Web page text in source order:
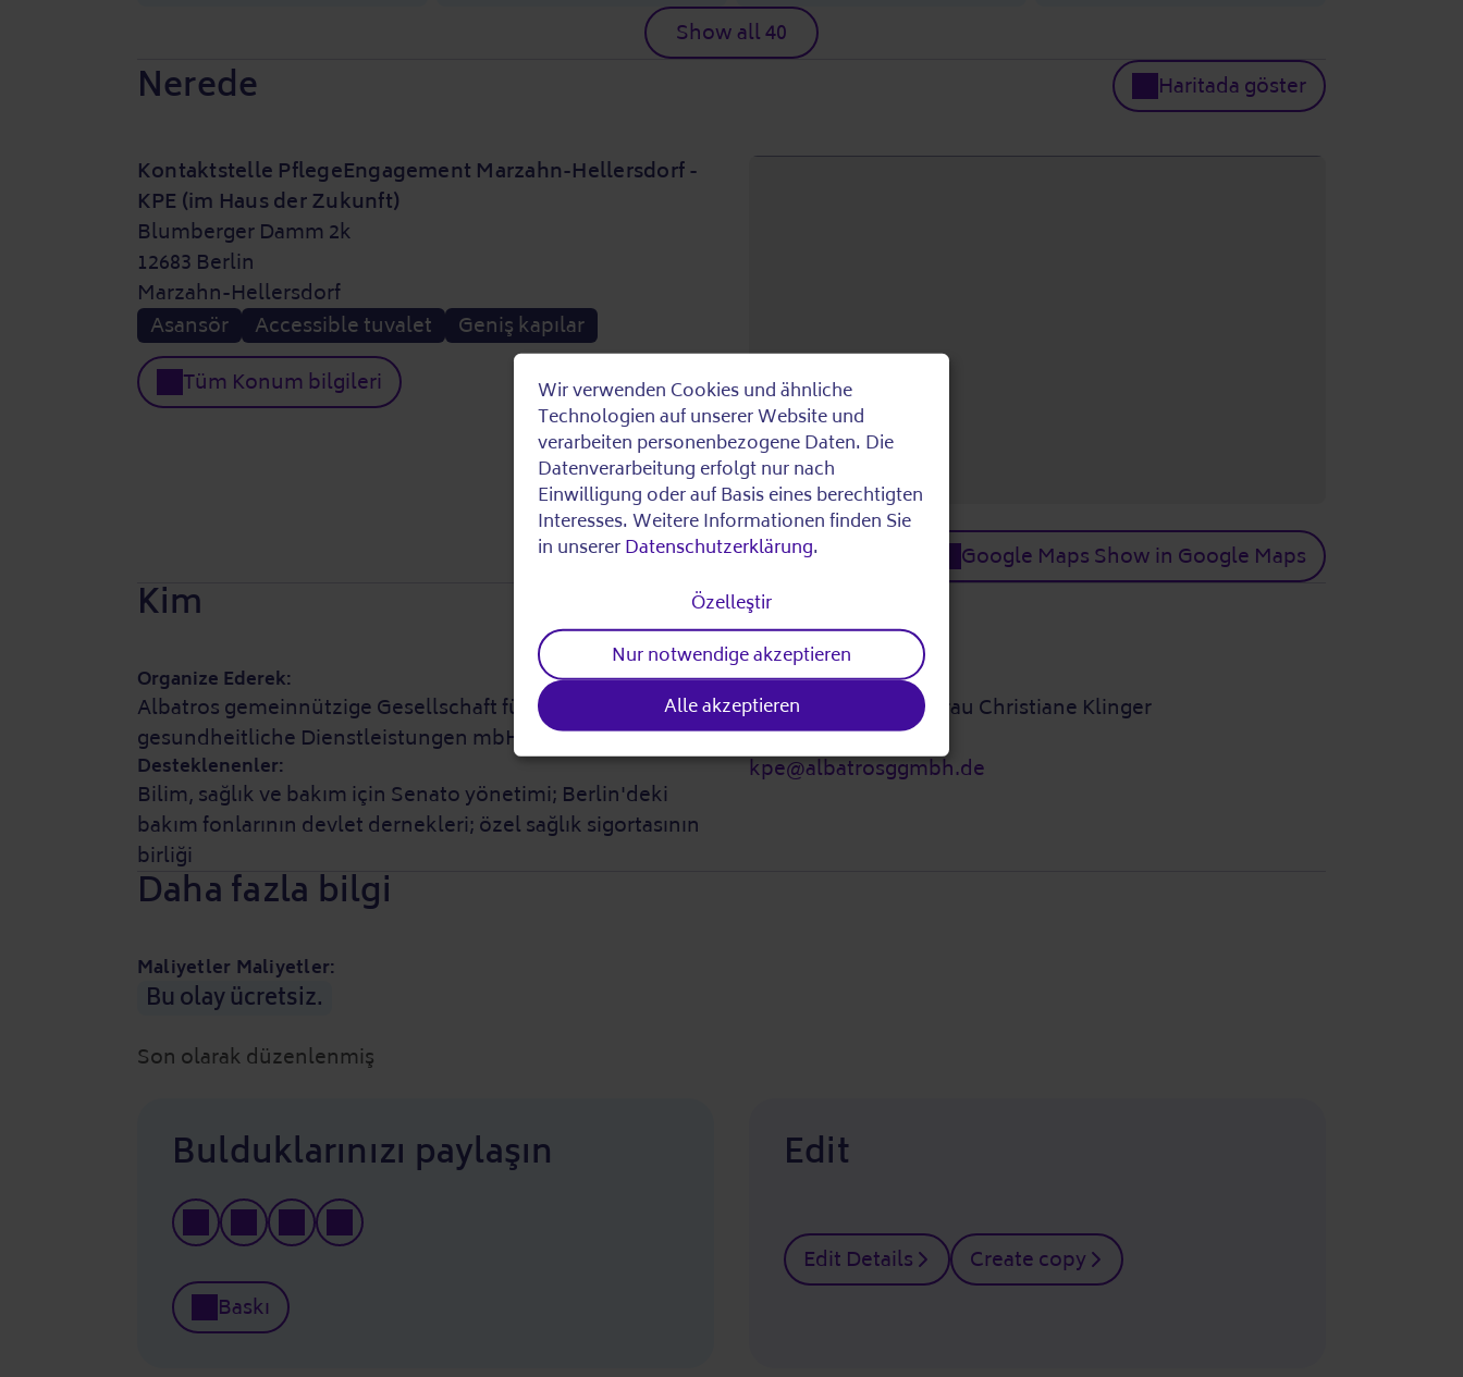
Show all 40
Nerede Haritada göster
Kontaktstelle PflegeEngagement Marzahn-Hellersdorf -
KPE (im Haus der Zukunft)
Blumberger Damm 2k
12683 Berlin
Marzahn-Hellersdorf
Asansör
Accessible tuvalet
Geniş kapılar
Tüm Konum bilgileri
Google Maps Show in Google Maps
Kim
Organize Ederek:
Albatros gemeinnützige Gesellschaft für soziale und
gesundheitliche Dienstleistungen mbH
Desteklenenler:
Bilim, sağlık ve bakım için Senato yönetimi; Berlin'deki
bakım fonlarının devlet dernekleri; özel sağlık sigortasının
birliği
Cevap soruları:
Frau Juliane Bahr / Frau Christiane Klinger
03022190237
kpe@albatrosggmbh.de
Daha fazla bilgi
Maliyetler Maliyetler:
Bu olay ücretsiz.
Son olarak düzenlenmiş
Bulduklarınızı paylaşın
Baskı
Edit
Edit Details Create copy
Use
of
personal
and
cookies
Wir verwenden Cookies und ähnliche
Technologien auf unserer Website und
verarbeiten personenbezogene Daten. Die
Datenverarbeitung erfolgt nur nach
Einwilligung oder auf Basis eines berechtigten
Interesses. Weitere Informationen finden Sie
in unsererDatenschutzerklärung.
Özelleştir
Nur notwendige akzeptieren
Alle akzeptieren